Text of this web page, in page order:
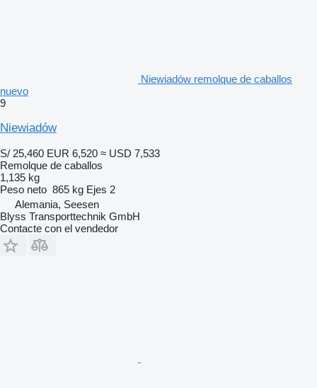
Niewiadów remolque de caballos
nuevo
9
Niewiadów
S/ 25,460 EUR 6,520 ≈ USD 7,533
Remolque de caballos
1,135 kg
Peso neto 865 kg Ejes 2
Alemania, Seesen
Blyss Transporttechnik GmbH
Contacte con el vendedor